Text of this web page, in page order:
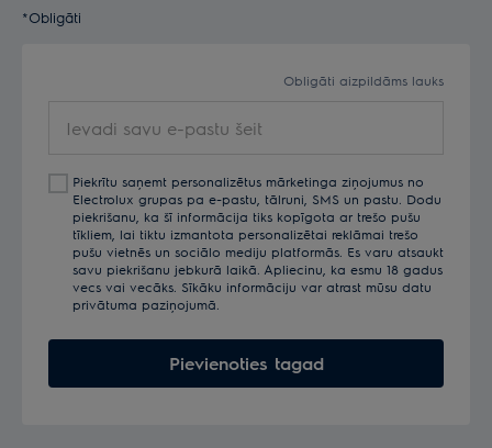
*Obligāti
Obligāti aizpildāms lauks
savu
pastu
šeit
Piekrītu saņemt personalizētus mārketinga ziņojumus no
Electrolux grupas pa e-pastu, tālruni, SMS un pastu. Dodu
piekrišanu, ka šī informācija tiks kopīgota ar trešo pušu
tīkliem, lai tiktu izmantota personalizētai reklāmai trešo
pušu vietnēs un sociālo mediju platformās. Es varu atsaukt
savu piekrišanu jebkurā laikā. Apliecinu, ka esmu 18 gadus
vecs vai vecāks. Sīkāku informāciju var atrast mūsu datu
privātuma paziņojumā.
Pievienoties tagad